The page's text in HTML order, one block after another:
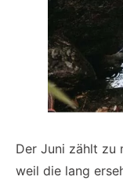
Der Juni zählt zu
weil die lang